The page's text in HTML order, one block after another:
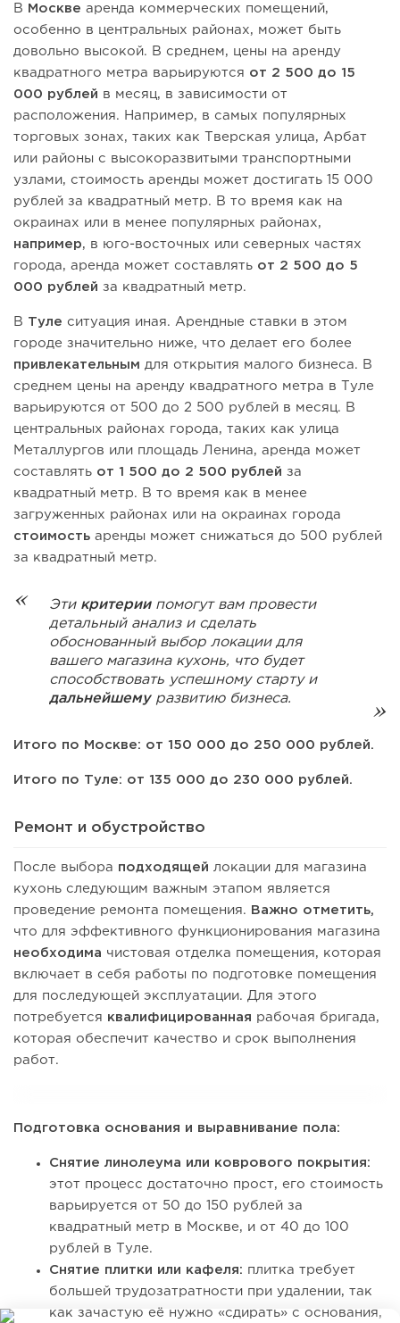
В Москве аренда коммерческих помещений,
особенно в центральных районах, может быть
довольно высокой. В среднем, цены на аренду
квадратного метра варьируются от 2 500 до 15
000 рублей в месяц, в зависимости от
расположения. Например, в самых популярных
торговых зонах, таких как Тверская улица, Арбат
или районы с высокоразвитыми транспортными
узлами, стоимость аренды может достигать 15 000
рублей за квадратный метр. В то время как на
окраинах или в менее популярных районах,
например, в юго-восточных или северных частях
города, аренда может составлять от 2 500 до 5
000 рублей за квадратный метр.
В Туле ситуация иная. Арендные ставки в этом
городе значительно ниже, что делает его более
привлекательным для открытия малого бизнеса. В
среднем цены на аренду квадратного метра в Туле
варьируются от 500 до 2 500 рублей в месяц. В
центральных районах города, таких как улица
Металлургов или площадь Ленина, аренда может
составлять от 1 500 до 2 500 рублей за
квадратный метр. В то время как в менее
загруженных районах или на окраинах города
стоимость аренды может снижаться до 500 рублей
за квадратный метр.
Эти критериипомогут вам провести
детальный анализ и сделать
обоснованный выбор локации для
вашего магазина кухонь, что будет
способствовать успешному старту и
дальнейшемуразвитию бизнеса.
Итого по Москве: от 150 000 до 250 000 рублей.
Итого по Туле: от 135 000 до 230 000 рублей.
Ремонт и обустройство
После выбора подходящей локации для магазина
кухонь следующим важным этапом является
проведение ремонта помещения.
Важно отметить,
что для эффективного функционирования магазина
необходима чистовая отделка помещения, которая
включает в себя работы по подготовке помещения
для последующей эксплуатации. Для этого
потребуется квалифицированная рабочая бригада,
которая обеспечит качество и срок выполнения
работ.
Подготовка основания и выравнивание пола:
Снятие линолеума или коврового покрытия:
этот процесс достаточно прост, его стоимость
варьируется от 50 до 150 рублей за
квадратный метр в Москве, и от 40 до 100
рублей в Туле.
Снятие плитки или кафеля: плитка требует
большей трудозатратности при удалении, так
как зачастую её нужно «сдирать» с основания,